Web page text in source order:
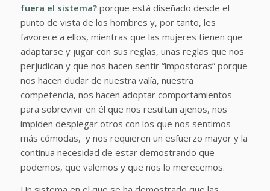
fuera el sistema? porque está diseñado desde el
punto de vista de los hombres y, por tanto, les
favorece a ellos, mientras que las mujeres tienen que
adaptarse y jugar con sus reglas, unas reglas que nos
perjudican y que nos hacen sentir “impostoras” porque
nos hacen dudar de nuestra valía, nuestra
competencia, nos hacen adoptar comportamientos
para sobrevivir en él que nos resultan ajenos, nos
impiden desplegar otros con los que nos sentimos
más cómodas, y nos requieren un esfuerzo mayor y la
continua necesidad de estar demostrando que
podemos, que valemos y que nos lo merecemos.